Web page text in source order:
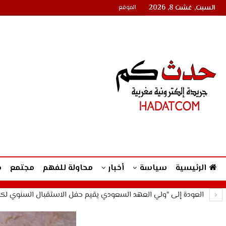
السبت, غشت 8, 2026 الموقع
الرئيسية سياسة أخبار محاولة للفهم مجتمع
العودة إلى "ولي العهد السعودي يقيم حفل الاستقبال السنوي